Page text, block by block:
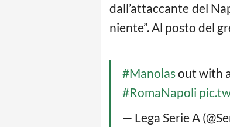
dall’attaccante del
niente”. Al posto del
#Manolasout with
#RomaNapoli
— Lega Serie A